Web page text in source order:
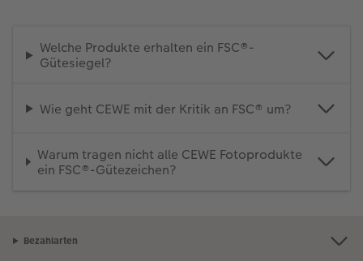
Welche Produkte erhalten ein FSC®-
Gütesiegel?
Wie geht CEWE mit der Kritik an FSC® um?
Warum tragen nicht alle CEWE Fotoprodukte
ein FSC®-Gütezeichen?
Bezahlarten